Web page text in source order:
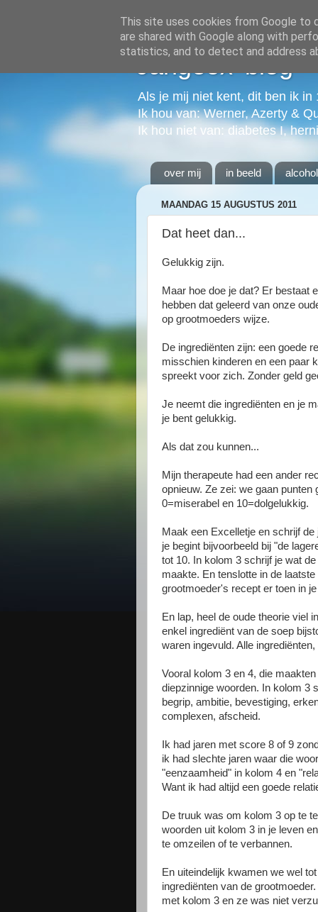
Jangeox' blog
Als je mij niet kent, dit ben ik in
Ik hou van: Werner, Azerty &
Ik hou niet van: diabetes I,
over mij in beeld alcohol
MAANDAG 15 AUGUSTUS 2011
Dat heet dan...
Gelukkig zijn.
Maar hoe doe je dat? Er bestaat
hebben dat geleerd van onze
op grootmoeders wijze.
De ingrediënten zijn: een goede
misschien kinderen en een paar
spreekt voor zich. Zonder geld
Je neemt die ingrediënten en je
je bent gelukkig.
Als dat zou kunnen...
Mijn therapeute had een ander
opnieuw. Ze zei: we gaan
0=miserabel en 10=dolgelukkig.
Maak een Excelletje en schrijf
je begint bijvoorbeeld bij "de
tot 10. In kolom 3 schrijf je wat
maakte. En tenslotte in de
grootmoeder's recept er toen in
En lap, heel de oude theorie viel
enkel ingrediënt van de soep
waren ingevuld. Alle
Vooral kolom 3 en 4, die
diepzinnige woorden. In kolom 3
begrip, ambitie, bevestiging,
complexen, afscheid.
Ik had jaren met score 8 of 9
ik had slechte jaren waar die
"eenzaamheid" in kolom 4 en
Want ik had altijd een goede
De truuk was om kolom 3 op te
woorden uit kolom 3 in je leven
te omzeilen of te verbannen.
En uiteindelijk kwamen we wel
ingrediënten van de
met kolom 3 en ze was niet
This site uses cookies from Google to
are shared with Google along with
statistics, and to detect and address